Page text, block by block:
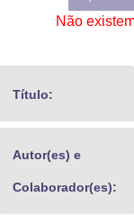
Advocacia-Geral da União
Banco Central do Brasil
Não
Título:
Autor(es) e
Colaborador(es):